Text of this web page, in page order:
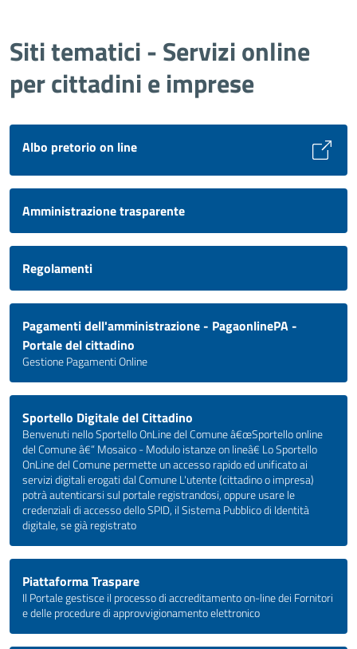
Siti tematici - Servizi online
per cittadini e imprese
Albo pretorio on line
Amministrazione trasparente
Regolamenti
Pagamenti dell'amministrazione - PagaonlinePA -
Portale del cittadino
Gestione Pagamenti Online
Sportello Digitale del Cittadino
Benvenuti nello Sportello OnLine del Comune â€œSportello online
del Comune â€“ Mosaico - Modulo istanze on lineâ€ Lo Sportello
OnLine del Comune permette un accesso rapido ed unificato ai
servizi digitali erogati dal Comune L'utente (cittadino o impresa)
potrà autenticarsi sul portale registrandosi, oppure usare le
credenziali di accesso dello SPID, il Sistema Pubblico di Identità
digitale, se già registrato
Piattaforma Traspare
Il Portale gestisce il processo di accreditamento on-line dei Fornitori
e delle procedure di approvvigionamento elettronico